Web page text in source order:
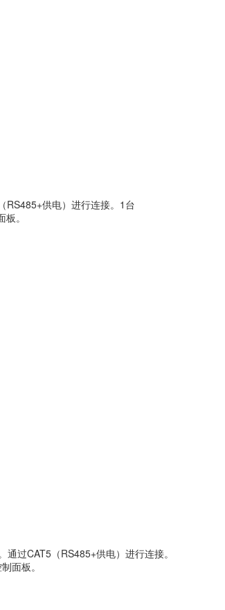
RS485+供电）进行连接。1台
。
过CAT5（RS485+供电）进行连接。
面板。